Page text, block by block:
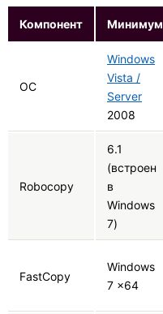
Компонент Минимум
ОС
Windows
Vista /
Server
2008
Robocopy
6.1
(встроен
в
Windows
7)
FastCopy
Windows
7 x64